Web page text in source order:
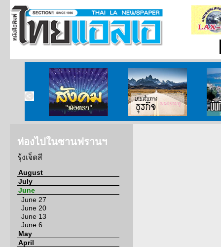
สังคมมังตรา บนเส้นทางธุรกิจ บั
ท่องไปในซานฟรานฯ
รุ้งเจ็ดสี
August
July
June
June 27
June 20
June 13
June 6
May
April